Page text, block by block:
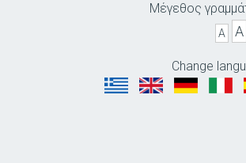
Μέγεθος
A A
Change